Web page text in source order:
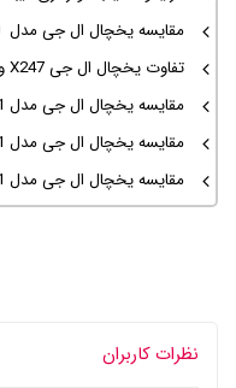
مقایسه یخچال ال جی مدل X260 و X267
تفاوت یخچال ال جی X247 و X260
مقایسه یخچال ال جی مدل X31 و X24
مقایسه یخچال ال جی مدل X31 و X39
مقایسه یخچال‌ ال جی مدل X31 و X334
نظرات کاربران